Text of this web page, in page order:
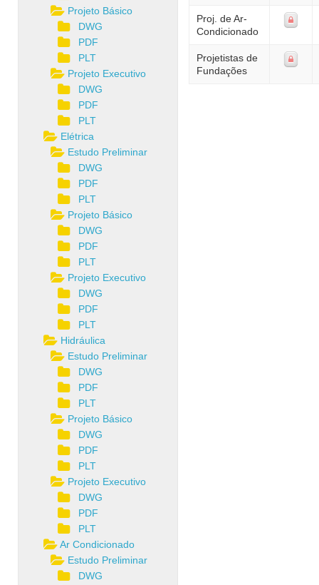
Proj. de Ar-
Condicionado
Projetistas de
Fundações
Projeto Básico
DWG
PDF
PLT
Projeto Executivo
DWG
PDF
PLT
Elétrica
Estudo Preliminar
DWG
PDF
PLT
Projeto Básico
DWG
PDF
PLT
Projeto Executivo
DWG
PDF
PLT
Hidráulica
Estudo Preliminar
DWG
PDF
PLT
Projeto Básico
DWG
PDF
PLT
Projeto Executivo
DWG
PDF
PLT
Ar Condicionado
Estudo Preliminar
DWG